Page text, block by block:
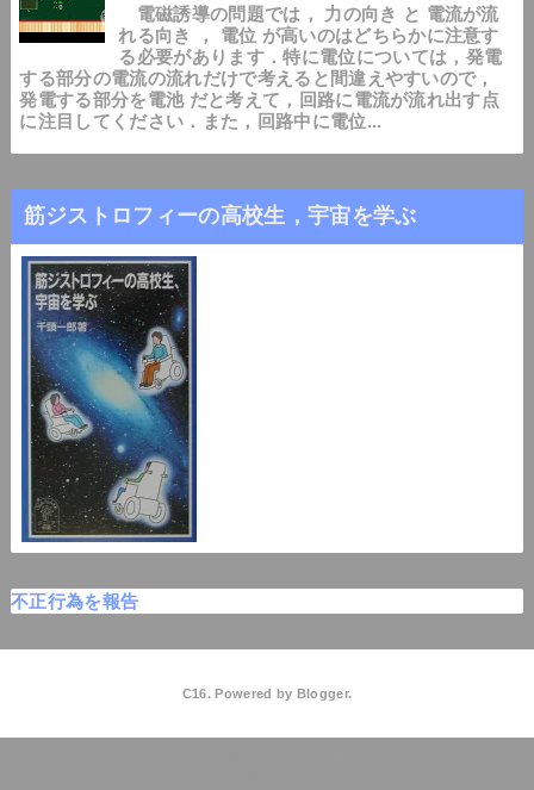
電磁誘導の問題では， 力の向き と 電流が流
れる向き ， 電位 が高いのはどちらかに注意す
る必要があります．特に電位については，発電
する部分の電流の流れだけで考えると間違えやすいので，
発電する部分を電池 だと考えて，回路に電流が流れ出す点
に注目してください．また，回路中に電位...
筋ジストロフィーの高校生，宇宙を学ぶ
不正行為を報告
C16. Powered by Blogger.